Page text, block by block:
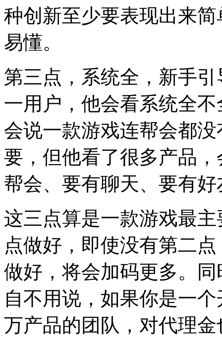
种创新至少要表现出来
易懂。
第三点，系统全，新手
一用户，他会看系统全
会说一款游戏连帮会都
要，但他看了很多产品
帮会、要有聊天、要有好
这三点算是一款游戏最
点做好，即使没有第二
做好，将会加码更多。
自不用说，如果你是一
万产品的团队，对代理